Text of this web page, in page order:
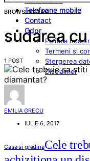
Telefoane mobile
Contact
Gdpr
Politica
Termeni si
Stergerea
Disclaimer
BROWSING TAG
sudarea
1 POST
EMILIA GRECU
IULIE 6, 2017
Casa si gradinaCele